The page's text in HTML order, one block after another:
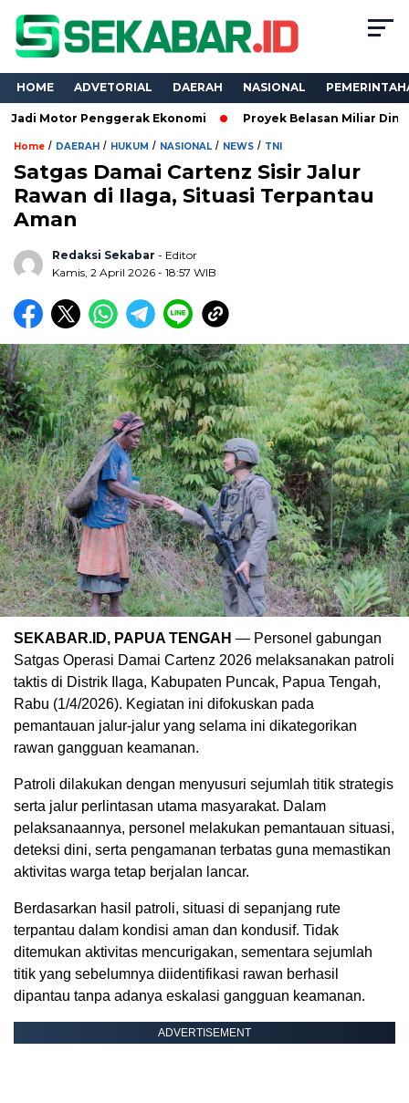
HOME ADVETORIAL DAERAH NASIONAL
Penggerak Ekonomi Proyek Belasan Miliar Dinas PKPCK
Home / DAERAH / HUKUM / NASIONAL / NEWS / TNI
Satgas Damai Cartenz Sisir Jalur
Rawan di Ilaga, Situasi Terpantau
Aman
Redaksi Sekabar - Editor
Kamis, 2 April 2026 - 18:57 WIB
SEKABAR.ID, PAPUA TENGAH — Personel gabungan
Satgas Operasi Damai Cartenz 2026 melaksanakan patroli
taktis di Distrik Ilaga, Kabupaten Puncak, Papua Tengah,
Rabu (1/4/2026). Kegiatan ini difokuskan pada
pemantauan jalur-jalur yang selama ini dikategorikan
rawan gangguan keamanan.
Patroli dilakukan dengan menyusuri sejumlah titik strategis
serta jalur perlintasan utama masyarakat. Dalam
pelaksanaannya, personel melakukan pemantauan situasi,
deteksi dini, serta pengamanan terbatas guna memastikan
aktivitas warga tetap berjalan lancar.
Berdasarkan hasil patroli, situasi di sepanjang rute
terpantau dalam kondisi aman dan kondusif. Tidak
ditemukan aktivitas mencurigakan, sementara sejumlah
titik yang sebelumnya diidentifikasi rawan berhasil
dipantau tanpa adanya eskalasi gangguan keamanan.
ADVERTISEMENT